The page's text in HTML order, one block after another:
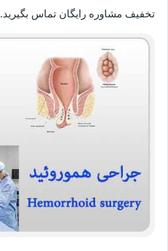
تخفیف مشاوره رایگان تماس بگیرید.